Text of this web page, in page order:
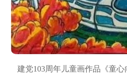
建党103周年儿童画作品《童